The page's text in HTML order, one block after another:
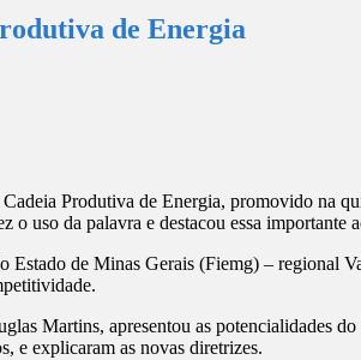
de Energia
Produtiva de Energia, promovido na
uso da palavra e destacou essa importante
Estado de Minas Gerais (Fiemg) – regional
Martins, apresentou as potencialidades
e explicaram as novas diretrizes.